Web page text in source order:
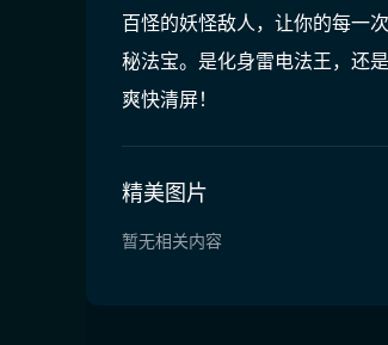
百怪的妖怪敌人，让你的每一
秘法宝。是化身雷电法王，还
爽快清屏！
精美图片
暂无相关内容